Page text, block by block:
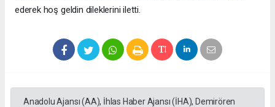
ederek hoş geldin dileklerini iletti.
Anadolu Ajansı (AA), İhlas Haber Ajansı (İHA), Demirören